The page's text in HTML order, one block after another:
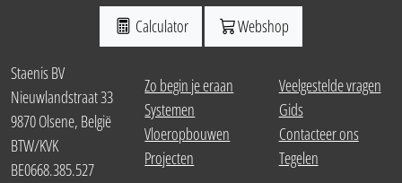
Calculator Webshop
Staenis BV
Nieuwlandstraat 33
9870 Olsene, België
BTW/KVK
BE0668.385.527
Zo begin je eraan
Systemen
Vloeropbouwen
Projecten
Veelgestelde vragen
Gids
Contacteer ons
Tegelen